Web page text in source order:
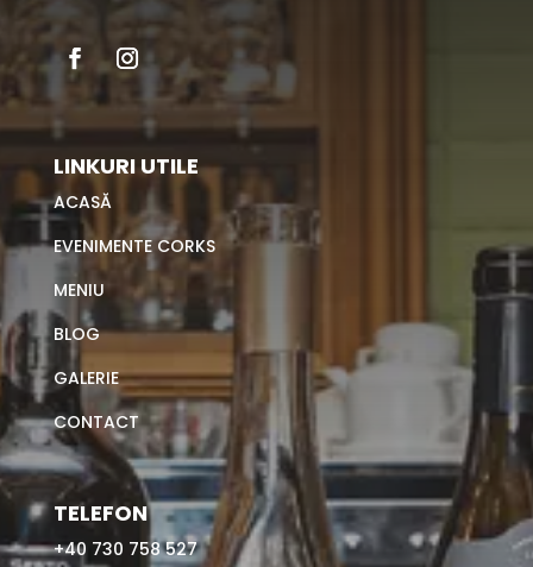
LINKURI UTILE
ACASĂ
EVENIMENTE CORKS
MENIU
BLOG
GALERIE
CONTACT
TELEFON
+40 730 758 527